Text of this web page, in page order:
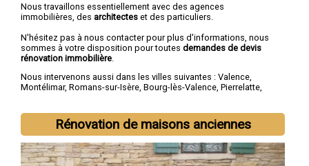
Nous travaillons essentiellement avec des agences
immobilières, des architectes et des particuliers.
N'hésitez pas à nous contacter pour plus d'informations, nous
sommes à votre disposition pour toutes demandes de devis
rénovation immobilière
Nous intervenons aussi dans les villes suivantes : Valence,
Montélimar, Romans-sur-Isère, Bourg-lès-Valence, Pierrelatte,
Rénovation de maisons anciennes